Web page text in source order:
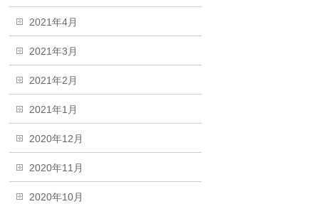
2021年4月
2021年3月
2021年2月
2021年1月
2020年12月
2020年11月
2020年10月